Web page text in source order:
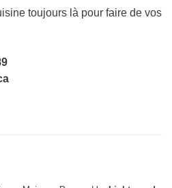
toujours là pour faire de vos